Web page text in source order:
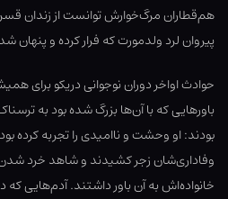
هم‌قطاران مرگ‌خوارش توانست از زندان قسر
پیروان لرد ولدمورت که فرار کرده و پنهان
حوادث اواخر دوران نوجوانی دریکو برای
باورهایی که با آن‌ها بزرگ شده بود به
بودند: او وحشت و ناامیدی را تجربه کرده
وفاداری‌شان زجر کشیدند و شاهد خرد شدن
خانواده‌اش به آن باور داشتند. آدم‌هایی که